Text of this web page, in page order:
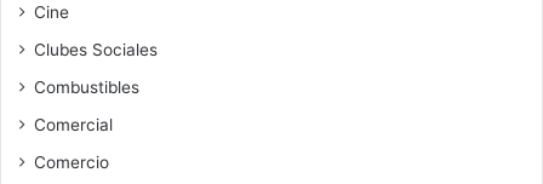
Cine
Clubes Sociales
Combustibles
Comercial
Comercio